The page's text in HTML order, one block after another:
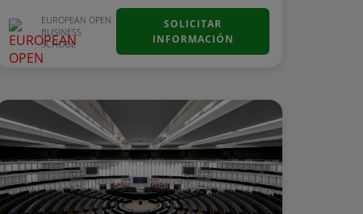
EUROPEAN OPEN
BUSINESS
SCHOOL
SOLICITAR
INFORMACIÓN